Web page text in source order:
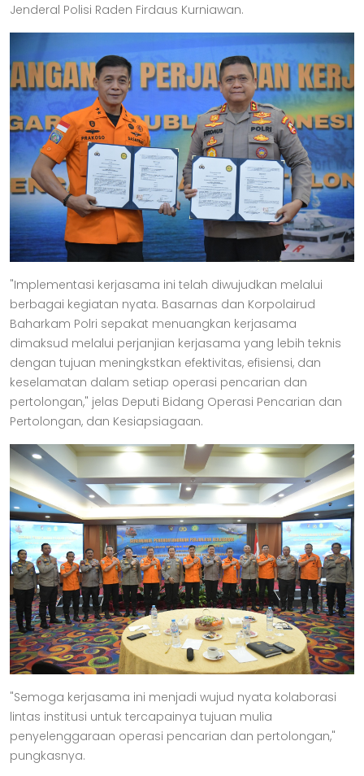
Jenderal Polisi Raden Firdaus Kurniawan.
"Implementasi kerjasama ini telah diwujudkan melalui
berbagai kegiatan nyata. Basarnas dan Korpolairud
Baharkam Polri sepakat menuangkan kerjasama
dimaksud melalui perjanjian kerjasama yang lebih teknis
dengan tujuan meningkstkan efektivitas, efisiensi, dan
keselamatan dalam setiap operasi pencarian dan
pertolongan," jelas Deputi Bidang Operasi Pencarian dan
Pertolongan, dan Kesiapsiagaan.
"Semoga kerjasama ini menjadi wujud nyata kolaborasi
lintas institusi untuk tercapainya tujuan mulia
penyelenggaraan operasi pencarian dan pertolongan,"
pungkasnya.